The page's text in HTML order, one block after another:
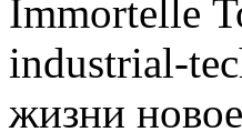
Immortelle
industrial-
жизни